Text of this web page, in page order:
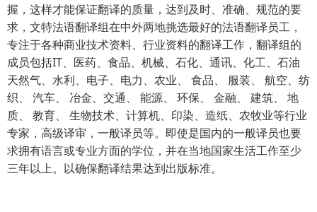
握，这样才能保证翻译的质量，达到及时、准确、规范的要
求，文特法语翻译组在中外两地挑选最好的法语翻译员工，
专注于各种商业技术资料、行业资料的翻译工作，翻译组的
成员包括IT、医药、食品、机械、石化、通讯、化工、石油
天然气、水利、电子、电力、农业、 食品、 服装、 航空、纺
织、 汽车、 冶金、交通、 能源、 环保、 金融、 建筑、 地
质、 教育、 生物技术、计算机、印染、造纸、农牧业等行业
专家，高级译审，一般译员等。即使是国内的一般译员也要
求拥有语言或专业方面的学位，并在当地国家生活工作至少
三年以上。以确保翻译结果达到出版标准。